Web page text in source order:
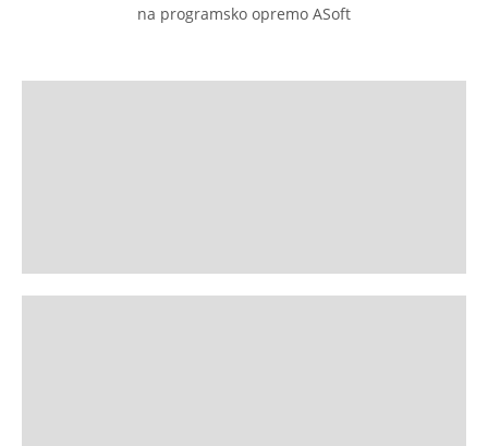
na programsko opremo ASoft